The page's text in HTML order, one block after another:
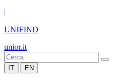
|
UNIFIND
unior.it
IT EN